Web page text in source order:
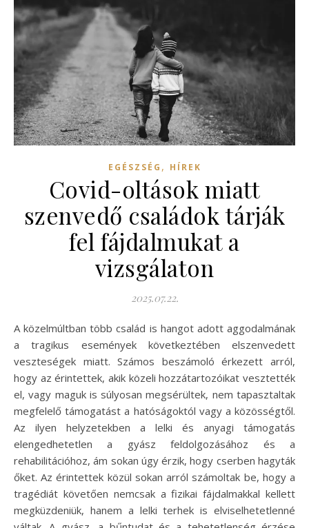
EGÉSZSÉG , HÍREK
Covid-oltások miatt
szenvedő családok tárják
fel fájdalmukat a
vizsgálaton
2025.07.22.
A közelmúltban több család is hangot adott aggodalmának
a tragikus események következtében elszenvedett
veszteségek miatt. Számos beszámoló érkezett arról,
hogy az érintettek, akik közeli hozzátartozóikat vesztették
el, vagy maguk is súlyosan megsérültek, nem tapasztaltak
megfelelő támogatást a hatóságoktól vagy a közösségtől.
Az ilyen helyzetekben a lelki és anyagi támogatás
elengedhetetlen a gyász feldolgozásához és a
rehabilitációhoz, ám sokan úgy érzik, hogy cserben hagyták
őket. Az érintettek közül sokan arról számoltak be, hogy a
tragédiát követően nemcsak a fizikai fájdalmakkal kellett
megküzdeniük, hanem a lelki terhek is elviselhetetlenné